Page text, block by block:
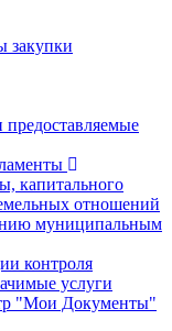
закупки
капитального
отношений
муниципальным
контроля
услуги
"Мои Документы"